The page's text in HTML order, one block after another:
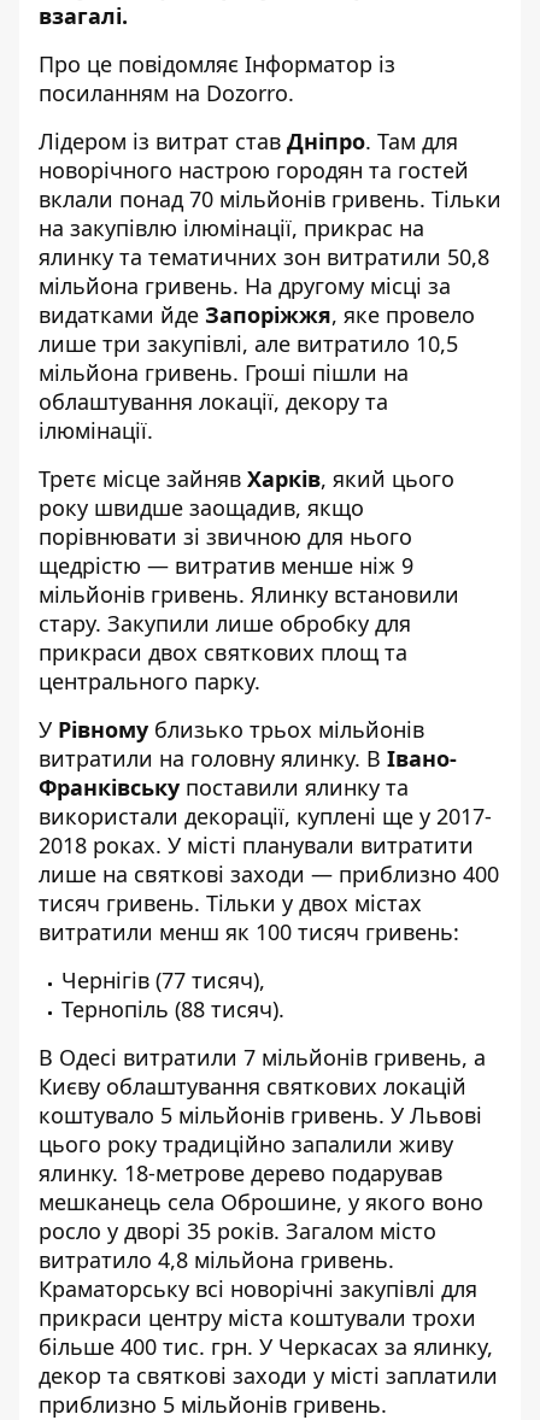
взагалі.
Про це повідомляє Інформатор із
посиланням на Dozorro.
Лідером із витрат став Дніпро. Там для
новорічного настрою городян та гостей
вклали понад 70 мільйонів гривень. Тільки
на закупівлю ілюмінації, прикрас на
ялинку та тематичних зон витратили 50,8
мільйона гривень. На другому місці за
видатками йде Запоріжжя, яке провело
лише три закупівлі, але витратило 10,5
мільйона гривень. Гроші пішли на
облаштування локації, декору та
ілюмінації.
Третє місце зайняв Харків, який цього
року швидше заощадив, якщо
порівнювати зі звичною для нього
щедрістю — витратив менше ніж 9
мільйонів гривень. Ялинку встановили
стару. Закупили лише обробку для
прикраси двох святкових площ та
центрального парку.
У Рівному близько трьох мільйонів
витратили на головну ялинку. В Івано-
Франківську поставили ялинку та
використали декорації, куплені ще у 2017-
2018 роках. У місті планували витратити
лише на святкові заходи — приблизно 400
тисяч гривень. Тільки у двох містах
витратили менш як 100 тисяч гривень:
Чернігів (77 тисяч),
Тернопіль (88 тисяч).
В Одесі витратили 7 мільйонів гривень, а
Києву облаштування святкових локацій
коштувало 5 мільйонів гривень. У Львові
цього року традиційно запалили живу
ялинку. 18-метрове дерево подарував
мешканець села Оброшине, у якого воно
росло у дворі 35 років. Загалом місто
витратило 4,8 мільйона гривень.
Краматорську всі новорічні закупівлі для
прикраси центру міста коштували трохи
більше 400 тис. грн. У Черкасах за ялинку,
декор та святкові заходи у місті заплатили
приблизно 5 мільйонів гривень.